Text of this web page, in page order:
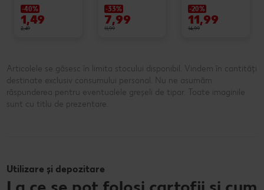
-40%
1,49
2,49
-33%
7,99
11,99
-20%
11,99
14,99
Articolele se găsesc în limita stocului disponibil. Vindem în cantități
destinate exclusiv consumului personal. Nu ne asumăm
răspunderea pentru eventualele greșeli de tipar. Toate imaginile
sunt cu titlu de prezentare.
Utilizare și depozitare